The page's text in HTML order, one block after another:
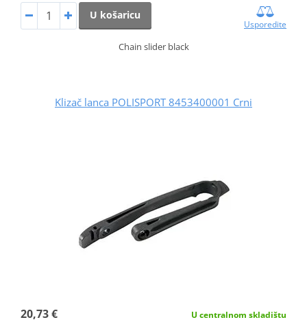
U košaricu
Usporedite
Chain slider black
Klizač lanca POLISPORT 8453400001 Crni
20,73 € U centralnom skladištu